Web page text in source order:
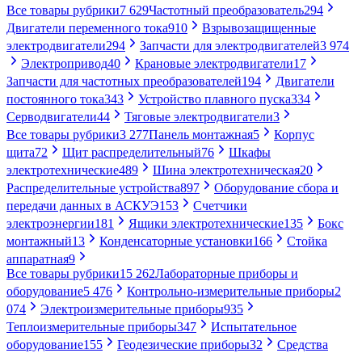
Все товары рубрики7 629Частотный преобразователь294
Двигатели переменного тока910
Взрывозащищенные
электродвигатели294 Запчасти для электродвигателей3 974
Электропривод40 Крановые электродвигатели17
Запчасти для частотных преобразователей194
Двигатели
постоянного тока343 Устройство плавного пуска334
Серводвигатели44 Тяговые электродвигатели3
Все товары рубрики3 277Панель монтажная5
Корпус
щита72 Щит распределительный76
Шкафы
электротехнические489 Шина электротехническая20
Распределительные устройства897
Оборудование сбора и
передачи данных в АСКУЭ153
Счетчики
электроэнергии181 Ящики электротехнические135
Бокс
монтажный13 Конденсаторные установки166
Стойка
аппаратная9
Все товары рубрики15 262Лабораторные приборы и
оборудование5 476 Контрольно-измерительные приборы2
074
Электроизмерительные приборы935
Теплоизмерительные приборы347
Испытательное
оборудование155 Геодезические приборы32
Средства